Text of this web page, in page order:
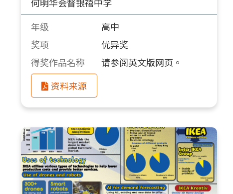
何明华会督银禧中学
年级
高中
奖项
优异奖
得奖作品名称
请参阅英文版网页。
资料来源